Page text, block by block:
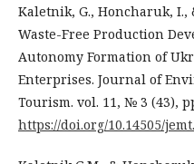
Kaletnik, G., Honcharuk, I.,
Waste-Free Production
Autonomy Formation of
Enterprises. Journal of
Tourism. vol. 11, № 3 (43),
https://doi.org/10.14505/